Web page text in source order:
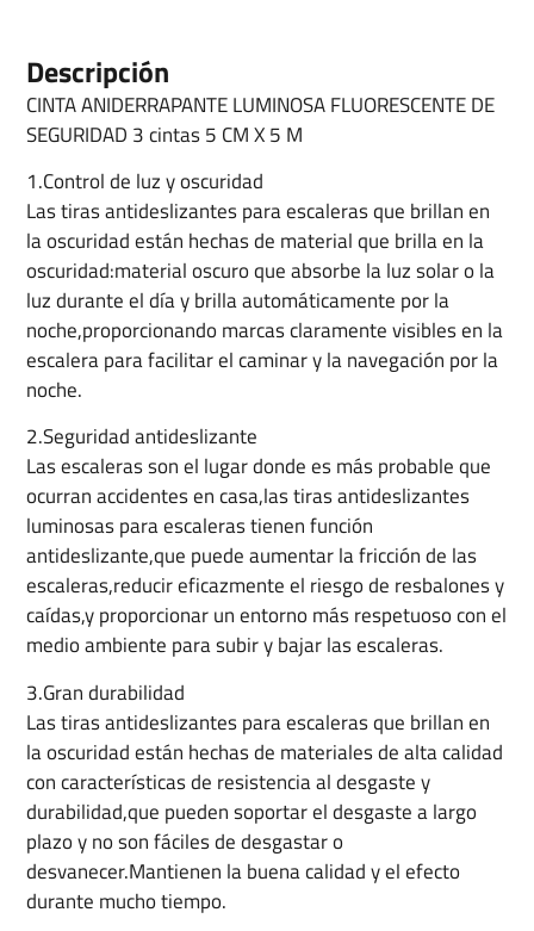
Descripción
CINTA ANIDERRAPANTE LUMINOSA FLUORESCENTE DE
SEGURIDAD 3 cintas 5 CM X 5 M
1.Control de luz y oscuridad
Las tiras antideslizantes para escaleras que brillan en
la oscuridad están hechas de material que brilla en la
oscuridad:material oscuro que absorbe la luz solar o la
luz durante el día y brilla automáticamente por la
noche,proporcionando marcas claramente visibles en la
escalera para facilitar el caminar y la navegación por la
noche.
2.Seguridad antideslizante
Las escaleras son el lugar donde es más probable que
ocurran accidentes en casa,las tiras antideslizantes
luminosas para escaleras tienen función
antideslizante,que puede aumentar la fricción de las
escaleras,reducir eficazmente el riesgo de resbalones y
caídas,y proporcionar un entorno más respetuoso con el
medio ambiente para subir y bajar las escaleras.
3.Gran durabilidad
Las tiras antideslizantes para escaleras que brillan en
la oscuridad están hechas de materiales de alta calidad
con características de resistencia al desgaste y
durabilidad,que pueden soportar el desgaste a largo
plazo y no son fáciles de desgastar o
desvanecer.Mantienen la buena calidad y el efecto
durante mucho tiempo.